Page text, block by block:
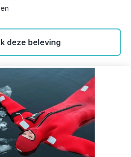
deze beleving